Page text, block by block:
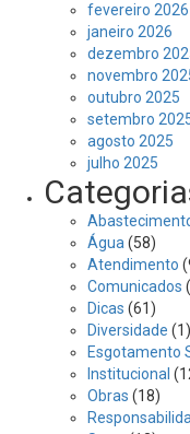
fevereiro 2026
janeiro 2026
dezembro
novembro
outubro 2025
setembro
agosto 2025
julho 2025
Água (58)
Atendimento
Comunicados
Dicas (61)
Diversidade (1)
Esgotamento
Institucional
Obras (18)